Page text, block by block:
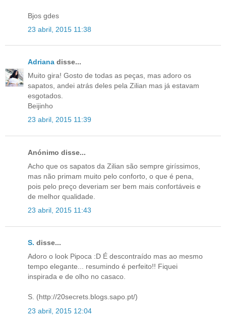
Bjos gdes
23 abril, 2015 11:38
Adriana disse...
Muito gira! Gosto de todas as peças, mas adoro os
sapatos, andei atrás deles pela Zilian mas já estavam
esgotados.
Beijinho
23 abril, 2015 11:39
Anónimo disse...
Acho que os sapatos da Zilian são sempre giríssimos,
mas não primam muito pelo conforto, o que é pena,
pois pelo preço deveriam ser bem mais confortáveis e
de melhor qualidade.
23 abril, 2015 11:43
S. disse...
Adoro o look Pipoca :D É descontraído mas ao mesmo
tempo elegante... resumindo é perfeito!! Fiquei
inspirada e de olho no casaco.
S. (http://20secrets.blogs.sapo.pt/)
23 abril, 2015 12:04